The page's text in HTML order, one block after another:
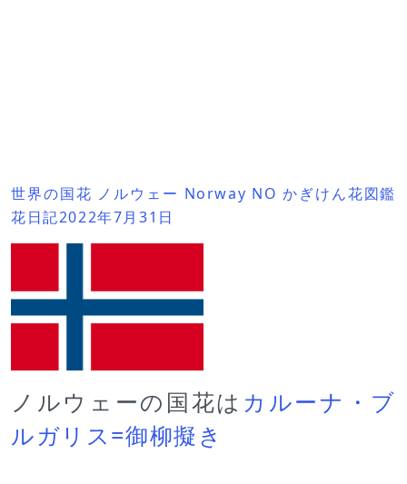
世界の国花 ノルウェー Norway NO かぎけん花図鑑
花日記2022年7月31日
ノルウェーの国花は カルーナ・ブ
ルガリス=御柳擬き